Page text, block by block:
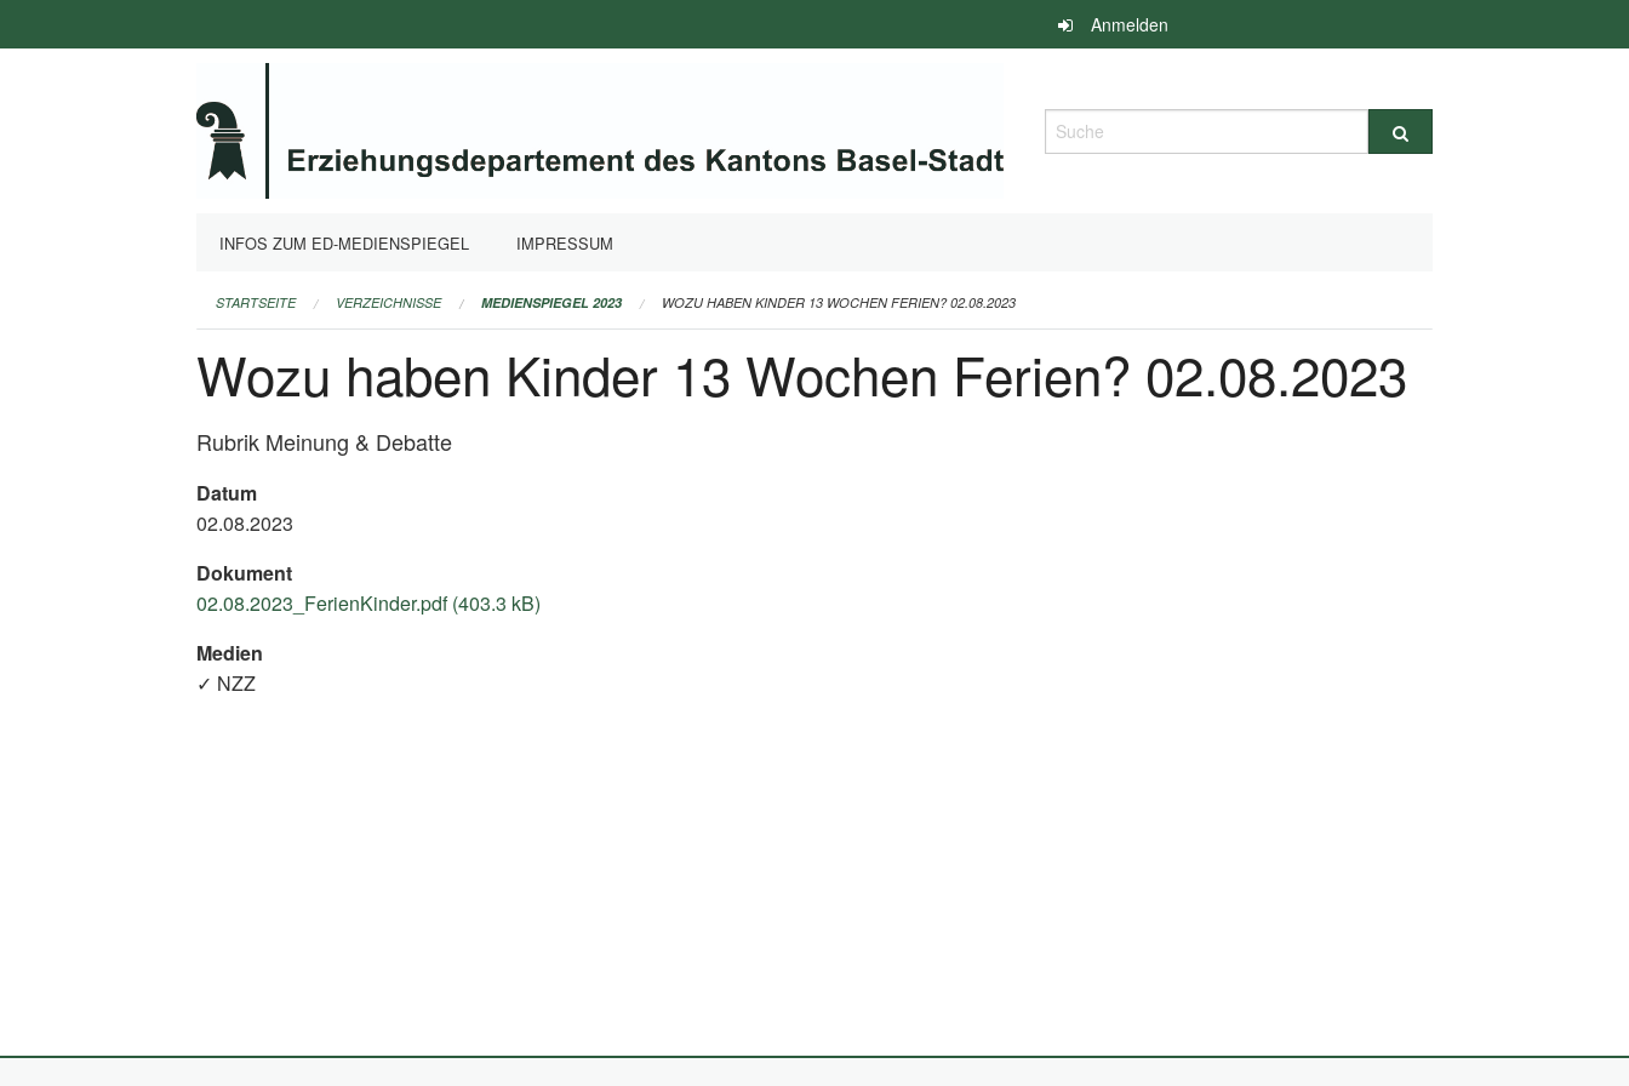
überspringen
Anmelden
Suche
INFOS ZUM ED-MEDIENSPIEGEL IMPRESSUM
STARTSEITE VERZEICHNISSE MEDIENSPIEGEL 2023 WOZU HABEN KINDER 13 WOCHEN FERIEN? 02.08.2023
Wozu haben Kinder 13 Wochen Ferien? 02.08.2023
Rubrik Meinung & Debatte
Datum
02.08.2023
Dokument
02.08.2023_FerienKinder.pdf (403.3 kB)
Medien
✓ NZZ